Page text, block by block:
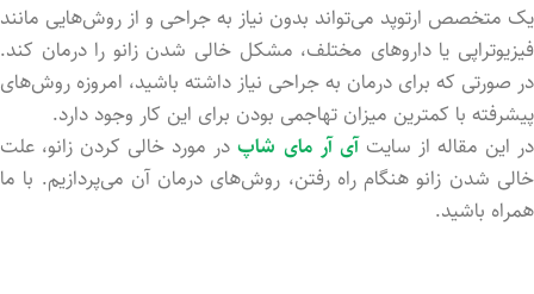
یک متخصص ارتوپد می‌تواند بدون نیاز به جراحی و از روش‌هایی مانند
فیزیوتراپی یا داروهای مختلف، مشکل خالی شدن زانو را درمان کند.
در صورتی که برای درمان به جراحی نیاز داشته باشید، امروزه روش‌های
پیشرفته با کمترین میزان تهاجمی بودن برای این کار وجود دارد.
در این مقاله از سایتآی آر مای شاپدر مورد خالی کردن زانو، علت
خالی شدن زانو هنگام راه رفتن، روش‌های درمان آن می‌پردازیم. با ما
همراه باشید.